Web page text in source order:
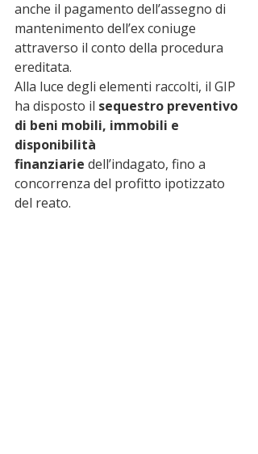
anche il pagamento dell’assegno di
mantenimento dell’ex coniuge
attraverso il conto della procedura
ereditata.
Alla luce degli elementi raccolti, il GIP
ha disposto il sequestro preventivo
di beni mobili, immobili e
disponibilità
finanziarie dell’indagato, fino a
concorrenza del profitto ipotizzato
del reato.